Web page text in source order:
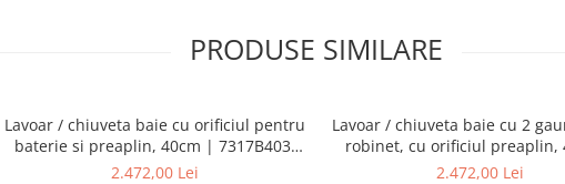
PRODUSE SIMILARE
Lavoar / chiuveta baie cu orificiul pentru
baterie si preaplin, 40cm | 7317B403-
0001
2.472,00 Lei
Lavoar / chiuveta baie cu 2
robinet, cu orificiul preaplin,
7317B403-1740
2.472,00 Lei